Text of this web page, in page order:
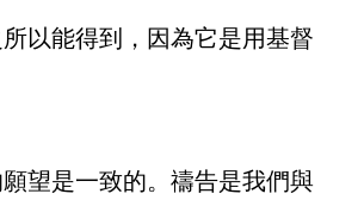
以能得到，因為它是用基督
望是一致的。禱告是我們與